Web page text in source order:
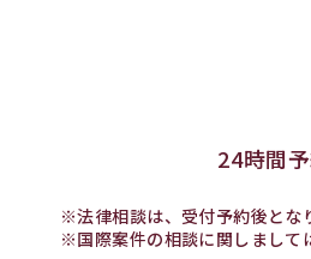
24時間
※法律相談は、受付予約後とな
※国際案件の相談に関しまして